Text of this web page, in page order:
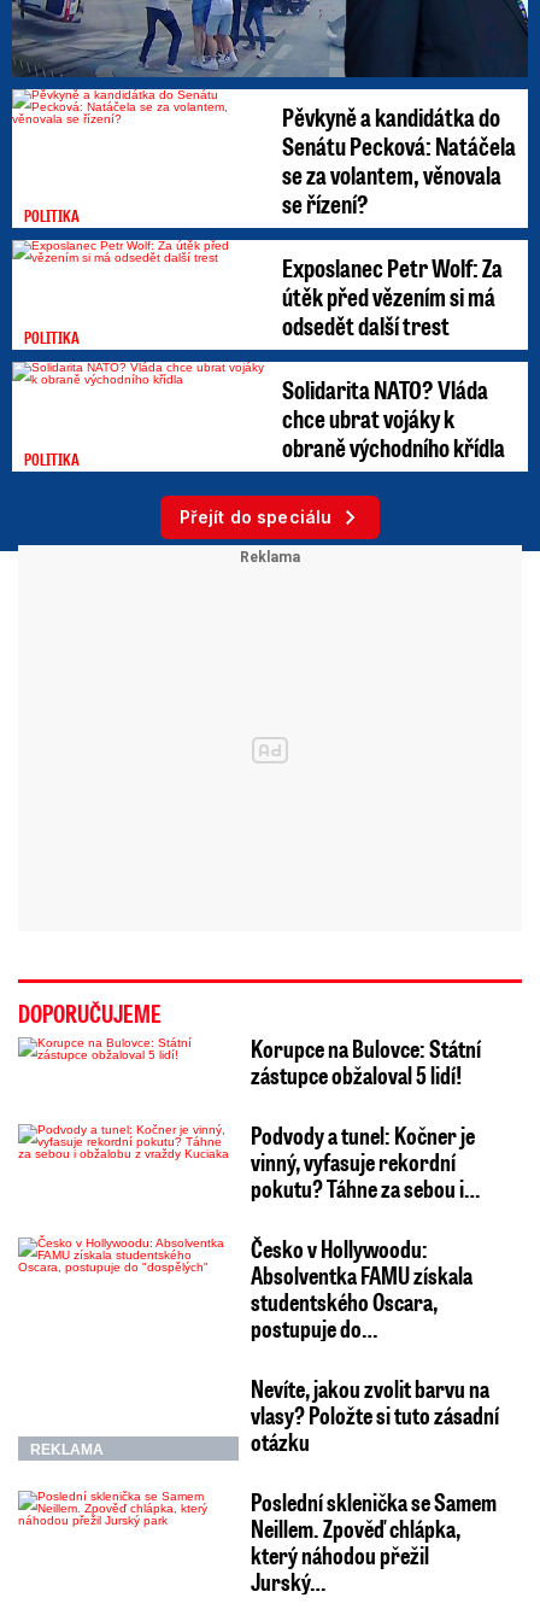
POLITIKA
Pěvkyně a kandidátka do
Senátu Pecková: Natáčela
se za volantem, věnovala
se řízení?
POLITIKA
Exposlanec Petr Wolf: Za
útěk před vězením si má
odsedět další trest
POLITIKA
Solidarita NATO? Vláda
chce ubrat vojáky k
obraně východního křídla
Přejít do speciálu
DOPORUČUJEME
Korupce na Bulovce: Státní
zástupce obžaloval 5 lidí!
Podvody a tunel: Kočner je
vinný, vyfasuje rekordní
pokutu? Táhne za sebou i…
Česko v Hollywoodu:
Absolventka FAMU získala
studentského Oscara,
postupuje do…
REKLAMA
Nevíte, jakou zvolit barvu na
vlasy? Položte si tuto zásadní
otázku
Poslední sklenička se Samem
Neillem. Zpověď chlápka,
který náhodou přežil
Jurský…